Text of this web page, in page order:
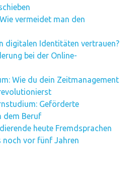
vermeidet man den
digitalen Identitäten vertrauen?
bei der Online-
Wie du dein Zeitmanagement
Geförderte
dem Beruf
heute Fremdsprachen
noch vor fünf Jahren